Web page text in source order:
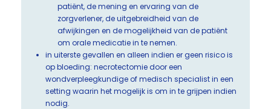
patiënt, de mening en ervaring van de
zorgverlener, de uitgebreidheid van de
afwijkingen en de mogelijkheid van de patiënt
om orale medicatie in te nemen.
in uiterste gevallen en alleen indien er geen risico is
op bloeding: necrotectomie door een
wondverpleegkundige of medisch specialist in een
setting waarin het mogelijk is om in te grijpen indien
nodig.